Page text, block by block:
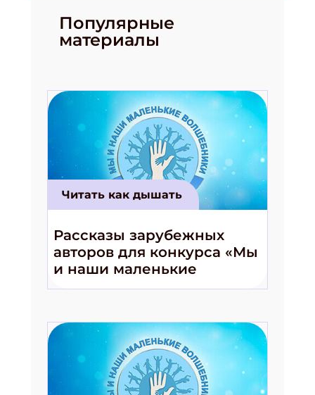
Популярные
материалы
Читать как дышать
Рассказы зарубежных
авторов для конкурса «Мы
и наши маленькие
волшебники!»